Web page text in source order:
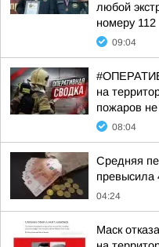
любой
номеру 112
09:04
на
пожаров не
08:04
Средняя
превысила
04:24
Маск